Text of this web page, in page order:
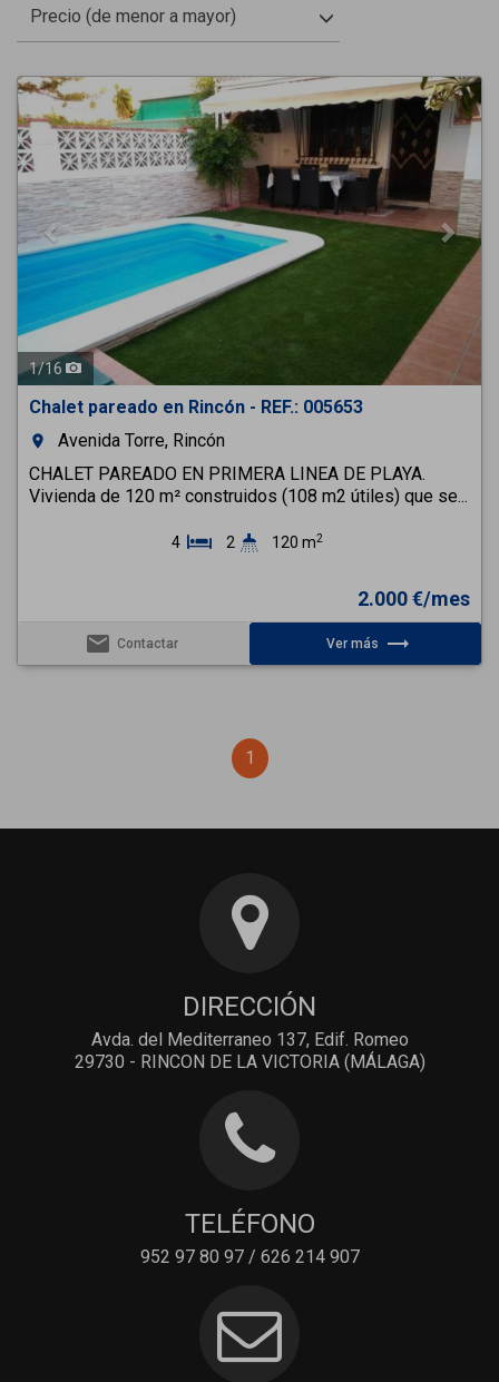
Precio (de menor a mayor)
Previous Next
1/16
Chalet pareado en Rincón - REF.: 005653
room
Avenida Torre, Rincón
CHALET PAREADO EN PRIMERA LINEA DE PLAYA.
Vivienda de 120 m² construidos (108 m2 útiles) que se...
4 2 120 m2
2.000 €/mes
email Contactar Ver más trending_flat
1
DIRECCIÓN
Avda. del Mediterraneo 137, Edif. Romeo
29730 - RINCON DE LA VICTORIA (MÁLAGA)
TELÉFONO
952 97 80 97 / 626 214 907